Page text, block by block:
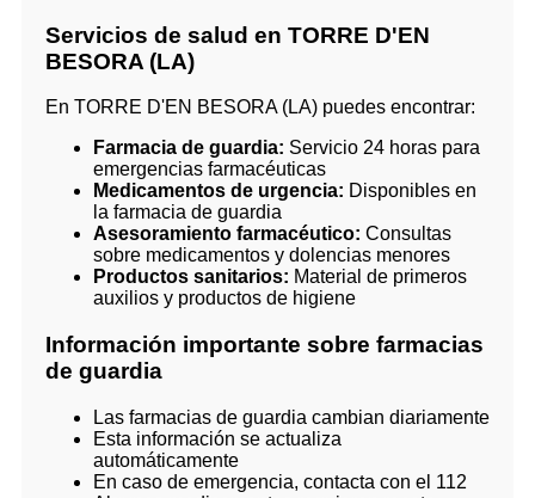
Servicios de salud en TORRE D'EN
BESORA (LA)
En TORRE D'EN BESORA (LA) puedes encontrar:
Farmacia de guardia: Servicio 24 horas para
emergencias farmacéuticas
Medicamentos de urgencia: Disponibles en
la farmacia de guardia
Asesoramiento farmacéutico: Consultas
sobre medicamentos y dolencias menores
Productos sanitarios: Material de primeros
auxilios y productos de higiene
Información importante sobre farmacias
de guardia
Las farmacias de guardia cambian diariamente
Esta información se actualiza
automáticamente
En caso de emergencia, contacta con el 112